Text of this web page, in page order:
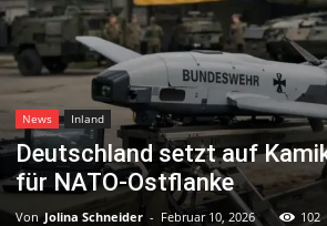
News Inland
Deutschland setzt auf
für NATO-Ostflanke
Von Jolina Schneider - Februar 10, 2026 102